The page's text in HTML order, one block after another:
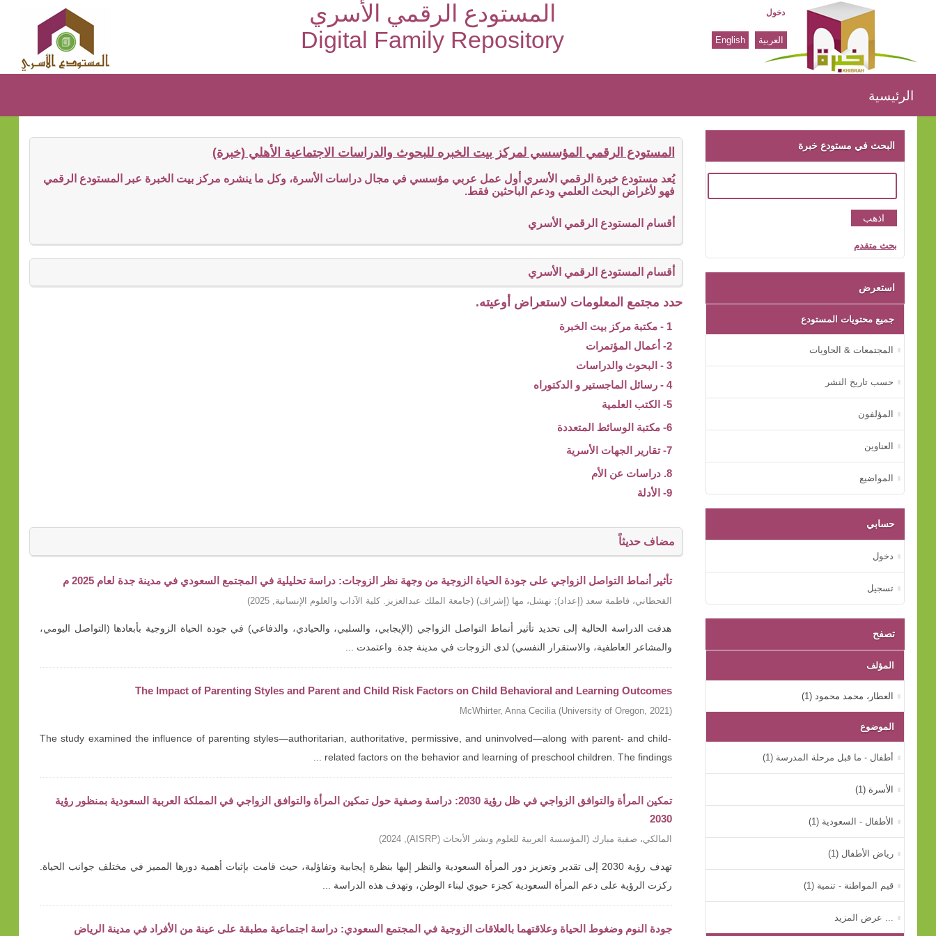
المستودع الرقمي الأسري
Digital Family Repository
الرئيسية
دخول
العربية English
الرئيسية
المستودع الرقمي المؤسسي لمركز بيت الخبره للبحوث والدراسات الاجتماعية الأهلي (خبرة)
يُعد مستودع خبرة الرقمي الأسري أول عمل عربي مؤسسي في مجال دراسات الأسرة، وكل ما ينشره مركز بيت الخبرة عبر المستودع الرقمي
فهو لأغراض البحث العلمي ودعم الباحثين فقط.
أقسام المستودع الرقمي الأسري
أقسام المستودع الرقمي الأسري
حدد مجتمع المعلومات لاستعراض أوعيته.
1 - مكتبة مركز بيت الخبرة
2- أعمال المؤتمرات
3 - البحوث والدراسات
4 - رسائل الماجستير و الدكتوراه
5- الكتب العلمية
6- مكتبة الوسائط المتعددة
7- تقارير الجهات الأسرية
8. دراسات عن الأم
9- الأدلة
مضاف حديثاً
تأثير أنماط التواصل الزواجي على جودة الحياة الزوجية من وجهة نظر الزوجات: دراسة تحليلية في المجتمع السعودي في مدينة جدة لعام 2025 م
القحطاني، فاطمة سعد (إعداد); نهشل، مها (إشراف) (جامعة الملك عبدالعزيز. كلية الآداب والعلوم الإنسانية,
2025
)
هدفت الدراسة الحالية إلى تحديد تأثير أنماط التواصل الزواجي (الإيجابي، والسلبي، والحيادي، والدفاعي) في جودة الحياة الزوجية بأبعادها (التواصل اليومي،
والمشاعر العاطفية، والاستقرار النفسي) لدى الزوجات في مدينة جدة. واعتمدت ...
The Impact of Parenting Styles and Parent and Child Risk Factors on Child Behavioral and Learning Outcomes
McWhirter, Anna Cecilia (University of Oregon, 2021)
The study examined the influence of parenting styles—authoritarian, authoritative, permissive, and uninvolved—along with parent- and child-
related factors on the behavior and learning of preschool children. The findings ...
تمكين المرأة والتوافق الزواجي في ظل رؤية 2030: دراسة وصفية حول تمكين المرأة والتوافق الزواجي في المملكة العربية السعودية بمنظور رؤية
2030
المالكي، صفية مبارك ( المؤسسة العربية للعلوم ونشر الأبحاث (AISRP) ,
2024
)
تهدف رؤية 2030 إلى تقدير وتعزيز دور المرأة السعودية والنظر إليها بنظرة إيجابية وتفاؤلية، حيث قامت بإثبات أهمية دورها المميز في مختلف جوانب الحياة.
ركزت الرؤية على دعم المرأة السعودية كجزء حيوي لبناء الوطن، وتهدف هذه الدراسة ...
جودة النوم وضغوط الحياة وعلاقتهما بالعلاقات الزوجية في المجتمع السعودي: دراسة اجتماعية مطبقة على عينة من الأفراد في مدينة الرياض
البحث في مستودع خبرة
بحث متقدم
استعرض
جميع محتويات المستودع
المجتمعات & الحاويات
حسب تاريخ النشر
المؤلفون
العناوين
المواضيع
حسابي
دخول
تسجيل
تصفح
المؤلف
العطار، محمد محمود (1)
الموضوع
أطفال - ما قبل مرحلة المدرسة (1)
الأسرة (1)
الأطفال - السعودية (1)
رياض الأطفال (1)
قيم المواطنة - تنمية (1)
... عرض المزيد